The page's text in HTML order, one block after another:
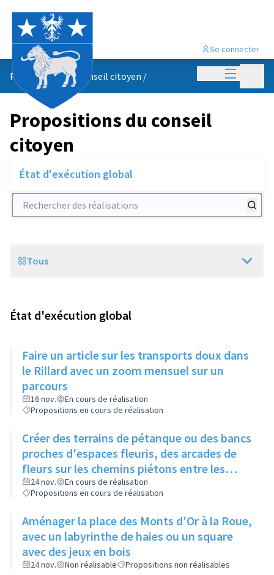
Menu
Se connecter
Propositions du conseil citoyen /
Propositions du conseil
citoyen
État d'exécution global
Rechercher des réalisations
Scope
Tous
État d'exécution global
Faire un article sur les transports doux dans
le Rillard avec un zoom mensuel sur un
parcours
16 nov.
En cours de réalisation
Propositions en cours de réalisation
Créer des terrains de pétanque ou des bancs
proches d'espaces fleuris, des arcades de
fleurs sur les chemins piétons entre les
immeubles
24 nov.
En cours de réalisation
Propositions en cours de réalisation
Aménager la place des Monts d'Or à la Roue,
avec un labyrinthe de haies ou un square
avec des jeux en bois
24 nov. Non réalisable Propositions non réalisables